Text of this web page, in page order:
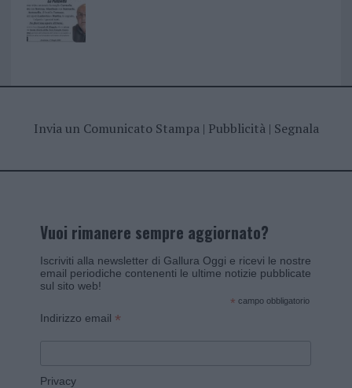
Invia un Comunicato Stampa| Pubblicità| Segnala
Vuoi rimanere sempre aggiornato?
Iscriviti alla newsletter di Gallura Oggi e ricevi le nostre
email periodiche contenenti le ultime notizie pubblicate
sul sito web!
* campo obbligatorio
Indirizzo email *
Privacy